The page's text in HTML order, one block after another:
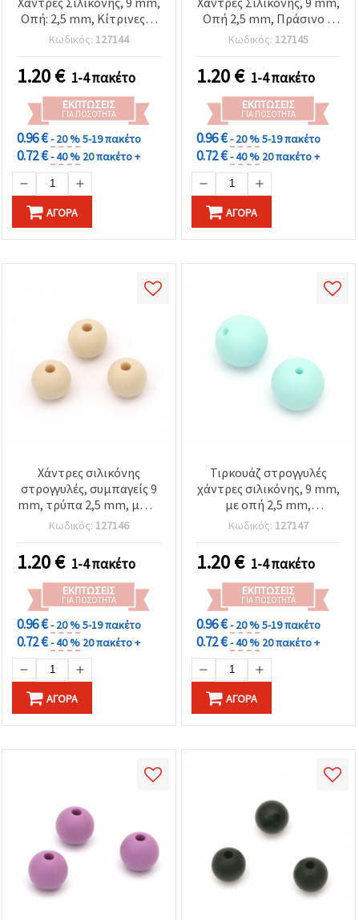
Οπή: 2,5 mm, Κίτρινες, 5
τεμ.
Κωδικός: 127144
1.20€ 1-4 πακέτο
ΕΚΠΤΏΣΕΙΣ
ΓΙΑ ΠΟΣΌΤΗΤΑ
0.96 €- 20 %5-19 πακέτο
0.72 €- 40 % 20 πακέτο +
ΑΓΟΡΆ
Οπή 2,5 mm, Πράσινο –
Πακέτο 5 τεμ.
Κωδικός: 127145
1.20€ 1-4 πακέτο
ΕΚΠΤΏΣΕΙΣ
ΓΙΑ ΠΟΣΌΤΗΤΑ
0.96 €- 20 %5-19 πακέτο
0.72 €- 40 % 20 πακέτο +
ΑΓΟΡΆ
Χάντρες σιλικόνης
στρογγυλές, συμπαγείς 9
mm, τρύπα 2,5 mm, μπεζ
- 5 τεμ.
Κωδικός: 127146
1.20€ 1-4 πακέτο
ΕΚΠΤΏΣΕΙΣ
ΓΙΑ ΠΟΣΌΤΗΤΑ
0.96 €- 20 %5-19 πακέτο
0.72 €- 40 % 20 πακέτο +
ΑΓΟΡΆ
Τιρκουάζ στρογγυλές
χάντρες σιλικόνης, 9 mm,
με οπή 2,5 mm,
αδιαφανές φινίρισμα - 5
τεμ.
Κωδικός: 127147
1.20€ 1-4 πακέτο
ΕΚΠΤΏΣΕΙΣ
ΓΙΑ ΠΟΣΌΤΗΤΑ
0.96 €- 20 %5-19 πακέτο
0.72 €- 40 % 20 πακέτο +
ΑΓΟΡΆ